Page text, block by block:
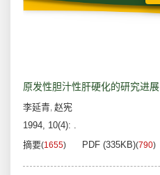
原发性胆汁性肝硬化的研究进展
李延青, 赵宪
1994, 10(4): .
摘要(1655) PDF (335KB)(790)